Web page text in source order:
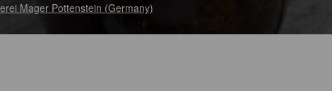
Mager Pottenstein (Germany)